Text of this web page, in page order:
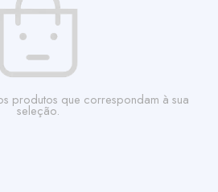
produtos que correspondam à sua
seleção.